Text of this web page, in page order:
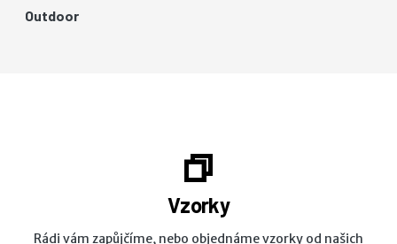
Outdoor
Vzorky
Rádi vám zapůjčíme, nebo objednáme vzorky od našich